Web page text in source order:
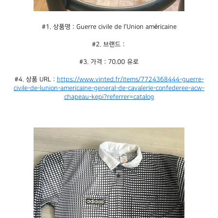
#1. 상품명 : Guerre civile de l'Union américaine
#2. 브랜드 :
#3. 가격 : 70.00 유로
#4. 상품 URL : https://www.vinted.fr/items/7724368444-guerre-
civile-de-lunion-americaine-general-de-cavalerie-confederee-acw-
chapeau-kepi?referrer=catalog